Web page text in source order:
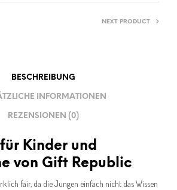
NEXT PRODUCT
BESCHREIBUNG
INFORMATIONEN
REZENSIONEN (0)
Kinder und
von Gift Republic
fair, da die Jungen einfach nicht das Wissen